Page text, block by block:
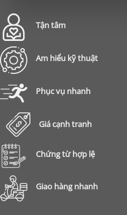
Tận tâm
Am hiểu kỹ thuật
Phục vụ nhanh
Giá cạnh tranh
Chứng từ hợp lệ
Giao hàng nhanh